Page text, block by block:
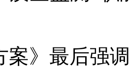
案》最后强